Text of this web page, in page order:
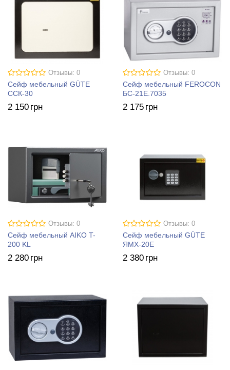
Отзывы: 0
Сейф мебельный GÜTE
ССК-30
2 150 грн
Отзывы: 0
Сейф мебельный FEROCON
БС-21Е.7035
2 175 грн
Отзывы: 0
Сейф мебельный AIKO T-
200 KL
2 280 грн
Отзывы: 0
Сейф мебельный GÜTE
ЯМХ-20Е
2 380 грн